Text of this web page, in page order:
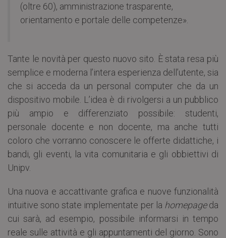
(oltre 60), amministrazione trasparente,
orientamento e portale delle competenze».
Tante le novità per questo nuovo sito. È stata resa più
semplice e moderna l’intera esperienza dell’utente, sia
che si acceda da un personal computer che da un
dispositivo mobile. L’idea è di rivolgersi a un pubblico
più ampio e differenziato possibile: studenti,
personale docente e non docente, ma anche tutti
coloro che vorranno conoscere le offerte didattiche, i
bandi, gli eventi, la vita comunitaria e gli obbiettivi di
Unipv.
Una nuova e accattivante grafica e nuove funzionalità
intuitive sono state implementate per la homepageda
cui sarà, ad esempio, possibile informarsi in tempo
reale sulle attività e gli appuntamenti del giorno. Sono